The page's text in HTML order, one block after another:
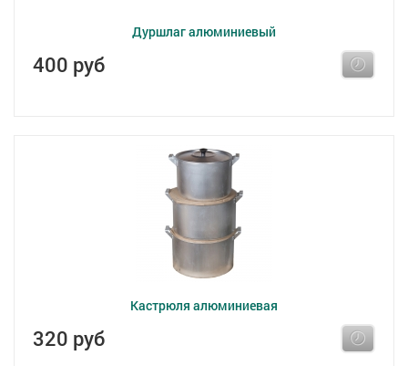
Дуршлаг алюминиевый
400 руб
Кастрюля алюминиевая
320 руб